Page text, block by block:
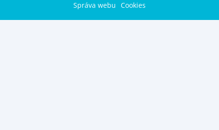
Správa webu Cookies